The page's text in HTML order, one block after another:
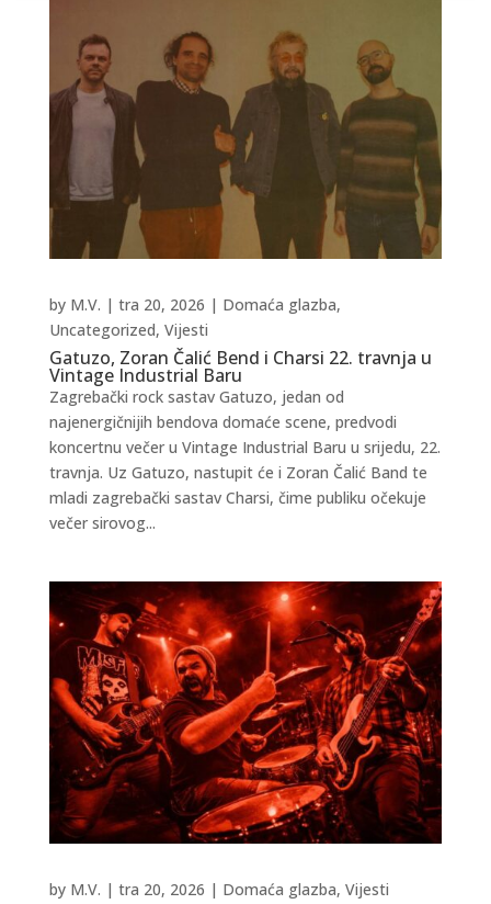
Gatuzo, Zoran Čalić Bend i Charsi 22. travnja u
Vintage Industrial Baru
by M.V. | tra 20, 2026 | Domaća glazba,
Uncategorized, Vijesti
Zagrebački rock sastav Gatuzo, jedan od
najenergičnijih bendova domaće scene, predvodi
koncertnu večer u Vintage Industrial Baru u srijedu, 22.
travnja. Uz Gatuzo, nastupit će i Zoran Čalić Band te
mladi zagrebački sastav Charsi, čime publiku očekuje
večer sirovog...
by M.V. | tra 20, 2026 | Domaća glazba, Vijesti